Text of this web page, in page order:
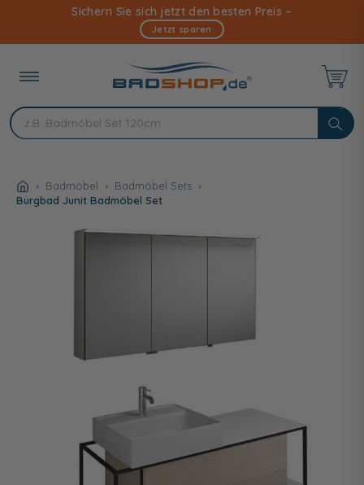
Inhalt
Sichern Sie sich jetzt den besten Preis –
Jetzt sparen
Badmöbel
Badmöbel Sets
Burgbad Junit Badmöbel Set